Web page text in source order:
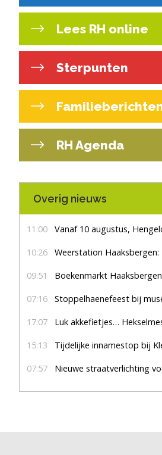
Lees RH online
Sterpunten
RH Agenda
Overig nieuws
11:00 Vanaf 10 augustus, Hengelosestraat drie
10:26 Weerstation Haaksbergen:
09:51 Boekenmarkt Haaksbergen zaterdag 8
07:16 Stoppelhaenefeest bij
17:07 Luk akkefietjes…
15:13 Tijdelijke innamestop bij
07:57 Nieuwe straatverlichting voor